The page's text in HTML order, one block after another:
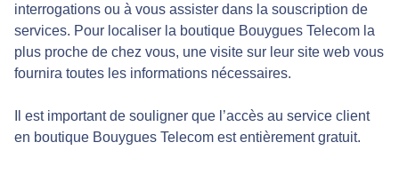
interrogations ou à vous assister dans la souscription de
services. Pour localiser la boutique Bouygues Telecom la
plus proche de chez vous, une visite sur leur site web vous
fournira toutes les informations nécessaires.
Il est important de souligner que l’accès au service client
en boutique Bouygues Telecom est entièrement gratuit.